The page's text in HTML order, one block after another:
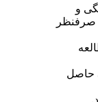
و
صرفنظر
حاصل